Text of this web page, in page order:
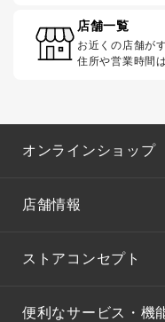
店舗一覧
お近くの店舗が
住所や営業時間
オンラインショップ
店舗情報
ストアコンセプト
便利なサービス・機